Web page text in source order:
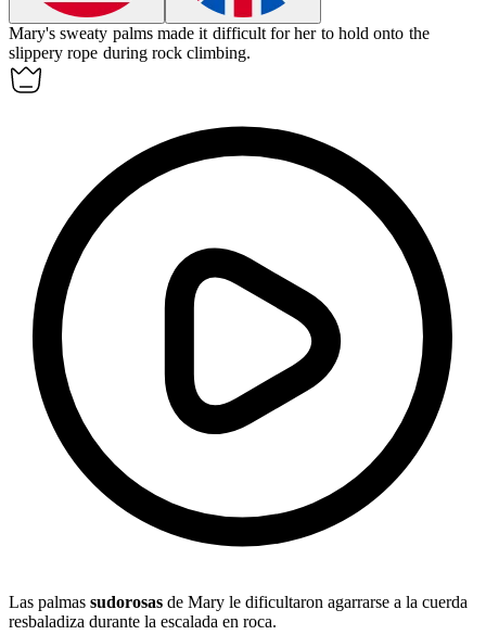
Mary's sweaty palms made it difficult for her to hold onto the
slippery rope during rock climbing.
Las palmas sudorosas de Mary le dificultaron agarrarse a la cuerda
resbaladiza durante la escalada en roca.